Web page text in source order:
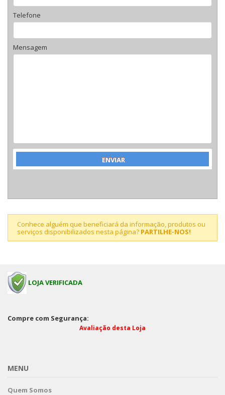
Telefone
Mensagem
Conhece alguém que beneficiará da informação, produtos ou
serviços disponibilizados nesta página? PARTILHE-NOS!
LOJA VERIFICADA
Compre com Segurança:
Avaliação desta Loja
MENU
Quem Somos